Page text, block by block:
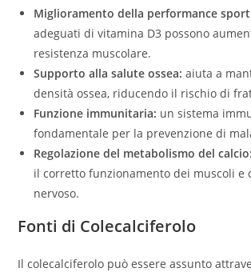
Miglioramento della performance
adeguati di vitamina D3 possono
resistenza muscolare.
Supporto alla salute ossea: aiuta a
densità ossea, riducendo il rischio di
Funzione immunitaria: un sistema
fondamentale per la prevenzione di
Regolazione del metabolismo del calcio:
il corretto funzionamento dei muscoli e
nervoso.
Fonti di Colecalciferolo
Il colecalciferolo può essere assunto